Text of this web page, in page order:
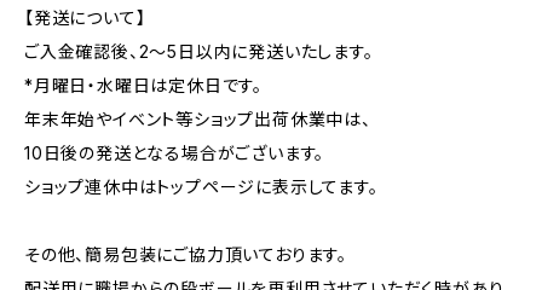
【発送について】
ご入金確認後、2〜5日以内に発送いたします。
*月曜日・水曜日は定休日です。
年末年始やイベント等ショップ出荷休業中は、
10日後の発送となる場合がございます。
ショップ連休中はトップページに表示してます。
その他、簡易包装にご協力頂いております。